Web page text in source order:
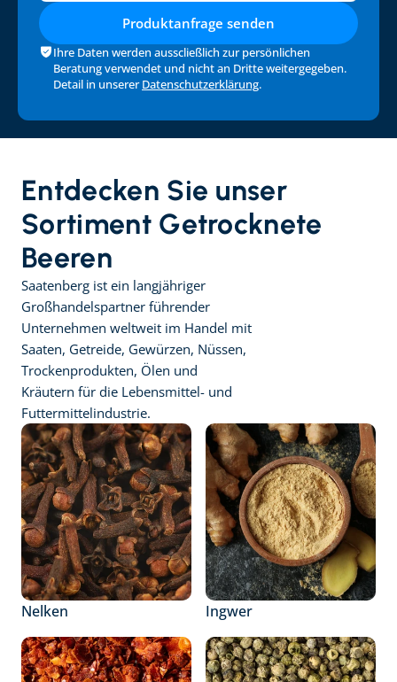
Produktanfrage senden
Ihre Daten werden ausscließlich zur persönlichen
Beratung verwendet und nicht an Dritte weitergegeben.
Detail in unserer Datenschutzerklärung.
Entdecken Sie unser
Sortiment Getrocknete
Beeren
Saatenberg ist ein langjähriger
Großhandelspartner führender
Unternehmen weltweit im Handel mit
Saaten, Getreide, Gewürzen, Nüssen,
Trockenprodukten, Ölen und
Kräutern für die Lebensmittel- und
Futtermittelindustrie.
Nelken Ingwer